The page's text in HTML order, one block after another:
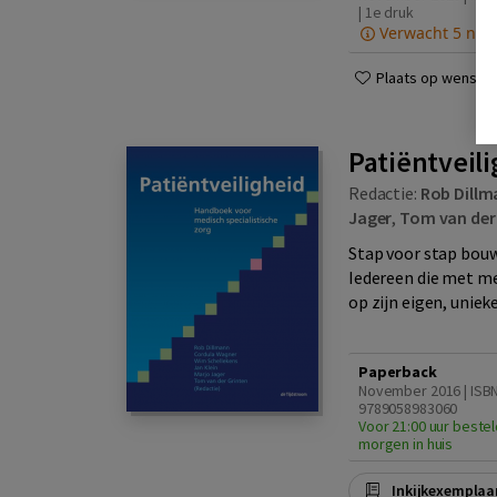
| 1e druk
Verwacht 5
Plaats op
Redactie: Rob
Jager, Tom van
Stap voor stap
Iedereen die met
op zijn eigen,
Paperback
November 2016 | ISBN
9789058983060
Voor 21:00 uur
morgen in huis